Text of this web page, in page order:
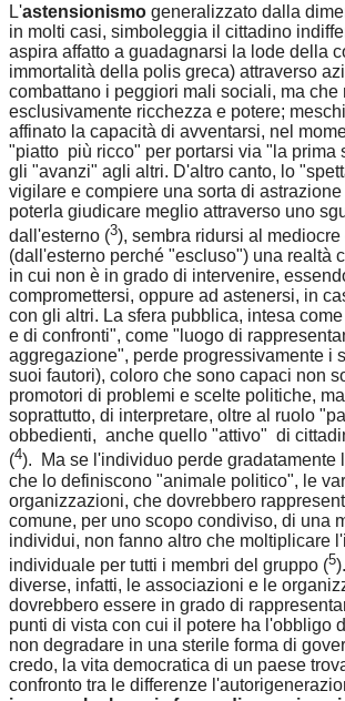
L'astensionismo generalizzato dalla
in molti casi, simboleggia il cittadino
aspira affatto a guadagnarsi la lode della
immortalità della polis greca) attraverso
combattano i peggiori mali sociali, ma che
esclusivamente ricchezza e potere;
affinato la capacità di avventarsi, nel
"piatto più ricco" per portarsi via "la prima
gli "avanzi" agli altri. D'altro canto, lo
vigilare e compiere una sorta di
poterla giudicare meglio attraverso uno
dall'esterno (3), sembra ridursi al mediocre
(dall'esterno perché "escluso") una realtà
in cui non è in grado di intervenire,
compromettersi, oppure ad astenersi, in
con gli altri. La sfera pubblica, intesa
e di confronti", come "luogo di
aggregazione", perde progressivamente i
suoi fautori), coloro che sono capaci non
promotori di problemi e scelte politiche,
soprattutto, di interpretare, oltre al ruolo
obbedienti, anche quello "attivo" di
(4). Ma se l'individuo perde gradatamente
che lo definiscono "animale politico", le
organizzazioni, che dovrebbero
comune, per uno scopo condiviso, di una
individui, non fanno altro che moltiplicare
individuale per tutti i membri del gruppo (5
diverse, infatti, le associazioni e le
dovrebbero essere in grado di
punti di vista con cui il potere ha l'obbligo
non degradare in una sterile forma di
credo, la vita democratica di un paese
confronto tra le differenze